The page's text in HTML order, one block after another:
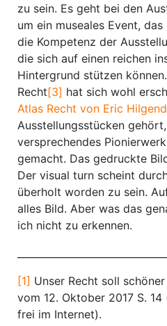
zu sein. Es geht bei den
um ein museales Event,
die Kompetenz der
die sich auf einen reichen
Hintergrund stützen
Recht[3] hat sich wohl
Atlas Recht von Eric
Ausstellungsstücken
versprechendes
gemacht. Das gedruckte
Der visual turn scheint
überholt worden zu sein.
alles Bild. Aber was das
ich nicht zu erkennen.
[1] Unser Recht soll
vom 12. Oktober 2017 S.
frei im Internet).